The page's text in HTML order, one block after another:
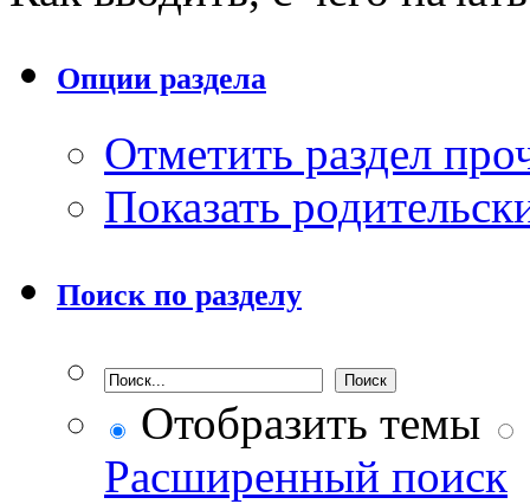
Опции раздела
Отметить раздел
Показать
Поиск по разделу
Отобразить темы
Расширенный поиск